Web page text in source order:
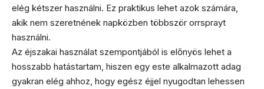
elég kétszer használni. Ez praktikus lehet azok számára,
akik nem szeretnének napközben többször orrsprayt
használni.
Az éjszakai használat szempontjából is előnyös lehet a
hosszabb hatástartam, hiszen egy este alkalmazott adag
gyakran elég ahhoz, hogy egész éjjel nyugodtan lehessen